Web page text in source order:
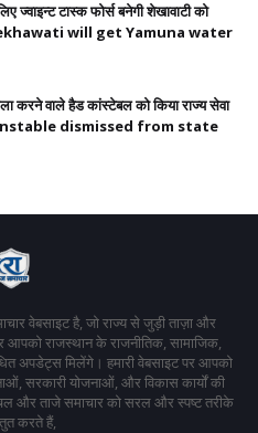
ज्वाइन्ट टास्क फोर्स बनेगी शेखावाटी को
will get Yamuna water
करने वाले हैड कांस्टेबल को किया राज्य सेवा
dismissed from state
वेबसाइट है, जो राज्य से जुड़ी ताज़ा और
आपको राजस्थान के राजनीतिक, सामाजिक,
अपडेट्स मिलेंगे। हमारी वेबसाइट पर आपको
सरकारी योजनाओं, और विकास कार्यों की
और ताजे समाचार को सरल और स्पष्ट तरीके
करते हैं,